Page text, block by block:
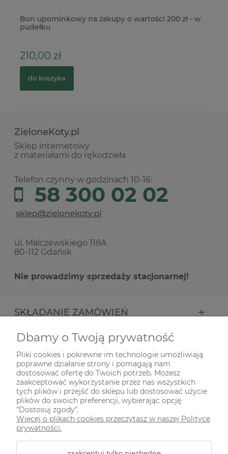
Bon upominkowy na zakupy o wartości 200 zł - w
pudełku
210,00 zł
do koszyka
ZieloneKoty.pl
Sklep internetowy
z materiałami do rękodzieła
Telefon czynny w godzinach 10-16:
58 300 02 02
ul. Malczewskiego 118A
80-112 Gdańsk
Nie prowadzimy sprzedaży stacjonarnej!
SKŁADANIE ZAMÓWIEŃ
INFORMACJE
ODWIEDŹ NAS NA
Dbamy o Twoją prywatność
Pliki cookies i pokrewne im technologie umożliwiają
poprawne działanie strony i pomagają nam
dostosować ofertę do Twoich potrzeb. Możesz
zaakceptować wykorzystanie przez nas wszystkich
tych plików i przejść do sklepu lub dostosować użycie
plików do swoich preferencji, wybierając opcję
"Dostosuj zgody".
Więcej o plikach cookies przeczytasz w naszej Polityce
prywatności.